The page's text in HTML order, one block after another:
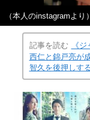
（本人のinstagramより）
記事を読む
《
西仁と錦戸亮が
智久を後押しす